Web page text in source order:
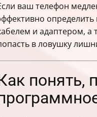
Внешние условия,
Рекомендации по
Когда пора
Что делать после
Альтернативные
Итог
ваш телефон
и адаптером, а
в ловушку
понять,